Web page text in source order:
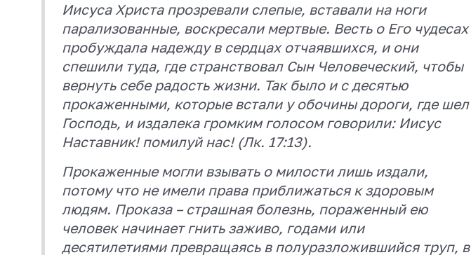
Иисуса Христа прозревали слепые, вставали на ноги
парализованные, воскресали мертвые. Весть о Его чудесах
пробуждала надежду в сердцах отчаявшихся, и они
спешили туда, где странствовал Сын Человеческий, чтобы
вернуть себе радость жизни. Так было и с десятью
прокаженными, которые встали у обочины дороги, где шел
Господь, и издалека громким голосом говорили: Иисус
Наставник! помилуй нас! (Лк. 17:13).
Прокаженные могли взывать о милости лишь издали,
потому что не имели права приближаться к здоровым
людям. Проказа – страшная болезнь, пораженный ею
человек начинает гнить заживо, годами или
десятилетиями превращаясь в полуразложившийся труп, в